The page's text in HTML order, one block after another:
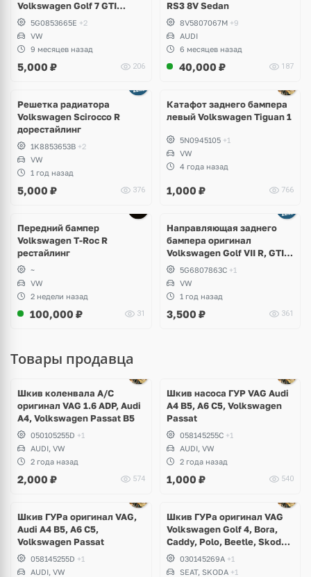
Volkswagen Golf 7 GTI
дорест
5G0853665E +2
VW
9 месяцев назад
5,000 ₽ 206
RS3 8V Sedan
8V5807067M +9
AUDI
6 месяцев назад
40,000 ₽ 187
Решетка радиатора
Volkswagen Scirocco R
дорестайлинг
1K8853653B +2
VW
1 год назад
5,000 ₽ 376
Катафот заднего бампера
левый Volkswagen Tiguan 1
5N0945105 +1
VW
4 года назад
1,000 ₽ 766
Передний бампер
Volkswagen T-Roc R
рестайлинг
~
VW
2 недели назад
100,000 ₽ 31
Направляющая заднего
бампера оригинал
Volkswagen Golf VII R, GTI,
e-Golf5G6807863C +1
VW
1 год назад
3,500 ₽ 361
Товары продавца
Шкив коленвала A/C
оригинал VAG 1.6 ADP, Audi
A4, Volkswagen Passat B5
050105255D +1
AUDI, VW
2 года назад
2,000 ₽ 574
Шкив насоса ГУР VAG Audi
A4 B5, A6 C5, Volkswagen
Passat
058145255C +1
AUDI, VW
2 года назад
1,000 ₽ 540
Шкив ГУРа оригинал VAG,
Audi A4 B5, A6 C5,
Volkswagen Passat
058145255D +1
AUDI, VW
Шкив ГУРа оригинал VAG
Volkswagen Golf 4, Bora,
Caddy, Polo, Beetle, Skoda
Octavia, Felicia, Seat Leon,
Arosa, Toledo, Cordoba
030145269A +1
SEAT, SKODA +1